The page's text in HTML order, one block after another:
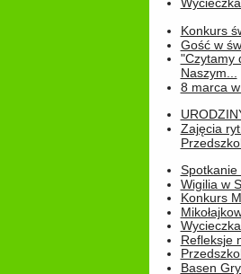
Konkurs
Gość w
"Czytamy
Naszym...
8 marca
Zajęcia
Spotkanie
Wigilia w
Konkurs
Refleksje
Basen